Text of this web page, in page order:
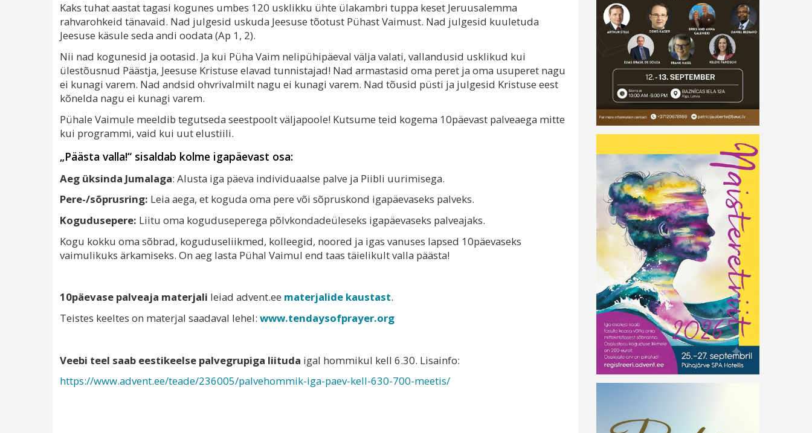
Kaks tuhat aastat tagasi kogunes umbes 120 usklikku ühte ülakambri tuppa keset Jeruusalemma
rahvarohkeid tänavaid. Nad julgesid uskuda Jeesuse tõotust Pühast Vaimust. Nad julgesid kuuletuda
Jeesuse käsule seda andi oodata (Ap 1, 2).
Nii nad kogunesid ja ootasid. Ja kui Püha Vaim nelipühipäeval välja valati, vallandusid usklikud kui
ülestõusnud Päästja, Jeesuse Kristuse elavad tunnistajad! Nad armastasid oma peret ja oma usuperet nagu
ei kunagi varem. Nad andsid ohvrivalmilt nagu ei kunagi varem. Nad tõusid püsti ja julgesid Kristuse eest
kõnelda nagu ei kunagi varem.
Pühale Vaimule meeldib tegutseda seestpoolt väljapoole! Kutsume teid kogema 10päevast palveaega mitte
kui programmi, vaid kui uut elustiili.
„Päästa valla!“ sisaldab kolme igapäevast osa:
Aeg üksinda Jumalaga: Alusta iga päeva individuaalse palve ja Piibli uurimisega.
Pere-/sõprusring: Leia aega, et koguda oma pere või sõpruskond igapäevaseks palveks.
Kogudusepere: Liitu oma koguduseperega põlvkondadeüleseks igapäevaseks palveajaks.
Kogu kokku oma sõbrad, koguduseliikmed, kolleegid, noored ja igas vanuses lapsed 10päevaseks
vaimulikuks ärkamiseks. On aeg lasta Pühal Vaimul end taas täielikult valla päästa!
10päevase palveaja materjali leiad advent.ee materjalide kaustast.
Teistes keeltes on materjal saadaval lehel: www.tendaysofprayer.org
Veebi teel saab eestikeelse palvegrupiga liituda igal hommikul kell 6.30. Lisainfo:
https://www.advent.ee/teade/236005/palvehommik-iga-paev-kell-630-700-meetis/